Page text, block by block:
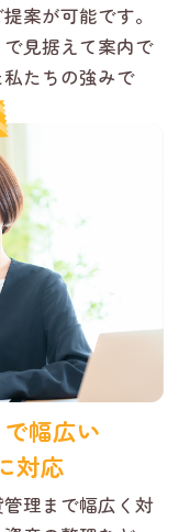
案が可能です。
で見据えて案内で
たちの強みで
幅広い
対応
理まで幅広く対